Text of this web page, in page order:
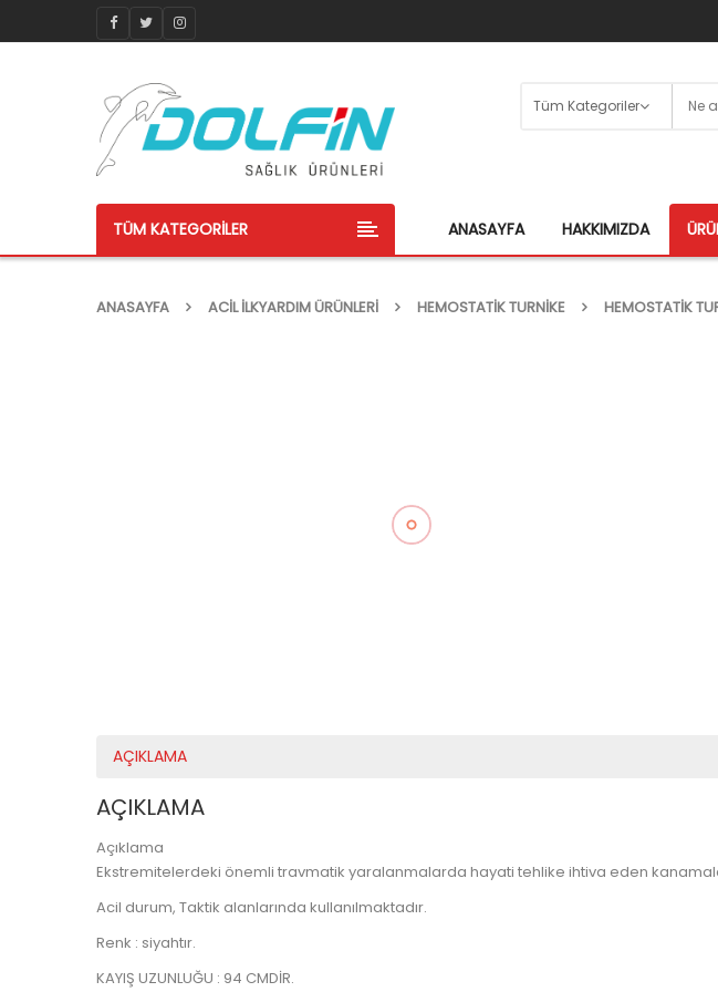
TÜM KATEGORILER ANASAYFA HAKKIMIZDA
ANASAYFA ACIL İLKYARDIM ÜRÜNLERI HEMOSTATIK TURNIKE HEMOSTATIK
AÇIKLAMA
AÇIKLAMA
Açıklama
Ekstremitelerdeki önemli travmatik yaralanmalarda hayati tehlike ihtiva eden
Acil durum, Taktik alanlarında kullanılmaktadır.
Renk : siyahtır.
KAYIŞ UZUNLUĞU : 94 CMDİR.